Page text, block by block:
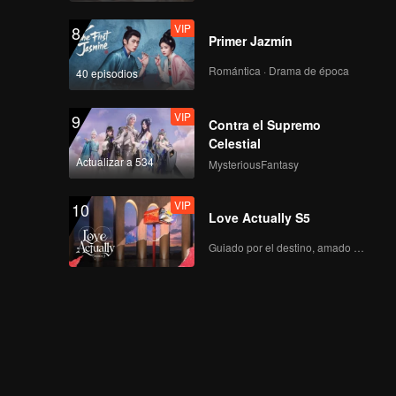
8
40 episodios
VIP
Primer Jazmín
Romántica · Drama de época
9
Actualizar a 534
VIP
Contra el Supremo
Celestial
MysteriousFantasy
10 VIP
Love Actually S5